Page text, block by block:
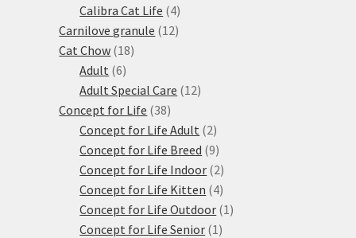
produkty
Calibra Cat Life 44
produkty
Carnilove granule 1212
Cat Chow 1818
Adult 66
produktů
Adult Special Care 1212
Concept for Life 3838
produktů
Concept for Life Adult 22
produkty
Concept for Life Breed 99
produktů
Concept for Life Indoor 22
produkty
Concept for Life Kitten 44
produkty
Concept for Life Outdoor 1 1
Concept for Life Senior 1 1